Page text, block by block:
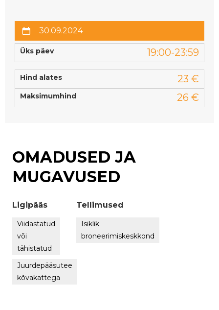
30.09.2024
Üks päev 19:00-23:59
Hind alates 23 €
Maksimumhind 26 €
OMADUSED JA
MUGAVUSED
Ligipääs
Viidastatud
või
tähistatud
Juurdepääsutee
kõvakattega
Tellimused
Isiklik
broneerimiskeskkond